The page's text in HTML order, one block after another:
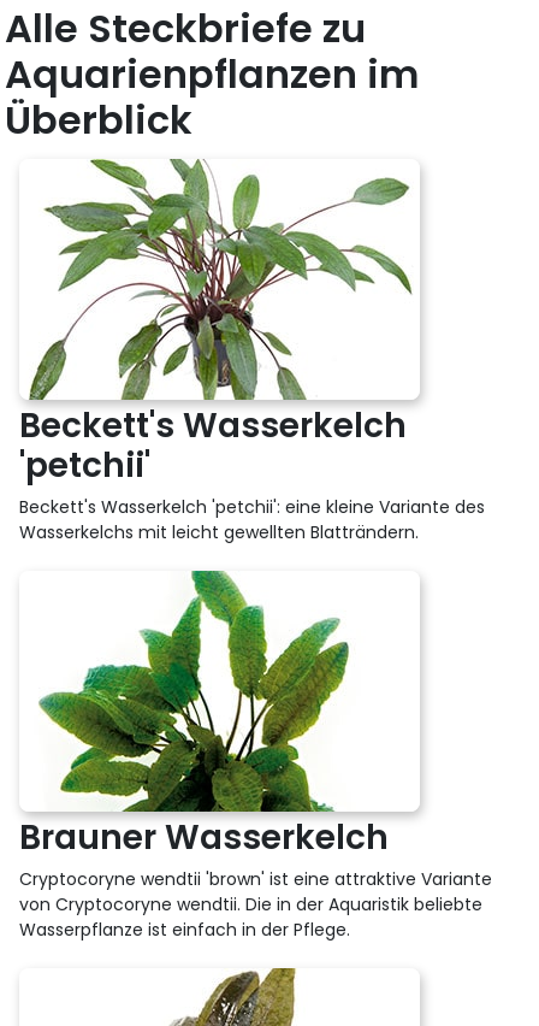
Alle Steckbriefe zu
Aquarienpflanzen im
Überblick
Beckett's Wasserkelch
'petchii'
Beckett's Wasserkelch 'petchii': eine kleine Variante des
Wasserkelchs mit leicht gewellten Blatträndern.
Brauner Wasserkelch
Cryptocoryne wendtii 'brown' ist eine attraktive Variante
von Cryptocoryne wendtii. Die in der Aquaristik beliebte
Wasserpflanze ist einfach in der Pflege.